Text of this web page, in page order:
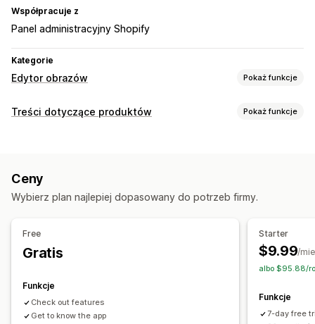
Współpracuje z
Panel administracyjny Shopify
Kategorie
Edytor obrazów Pokaż funkcje
Optymalizacja obrazów
Znaki wodne
Konwersja formatu
Treści dotyczące produktów Pokaż funkcje
Tworzenie treści
Ceny
Wybierz plan najlepiej dopasowany do potrzeb firmy.
Free
Gratis
Funkcje
Check out features
Get to know the app
Starter
$9.99/
albo $95.88/
Funkcje
7-day free